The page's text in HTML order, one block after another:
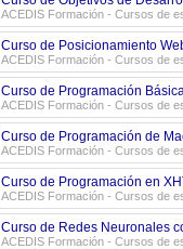
ACEDIS Formación - Cursos de
Curso de Posicionamiento
ACEDIS Formación - Cursos de
Curso de Programación
ACEDIS Formación - Cursos de
Curso de Programación de
ACEDIS Formación - Cursos de
Curso de Programación en
ACEDIS Formación - Cursos de
Curso de Redes Neuronales
ACEDIS Formación - Cursos de